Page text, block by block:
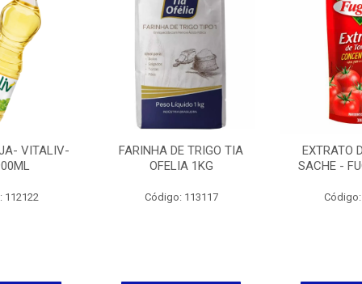
VITALIV-
112122
FARINHA DE TRIGO TIA
OFELIA 1KG
Código: 113117
EXTRATO
SACHE -